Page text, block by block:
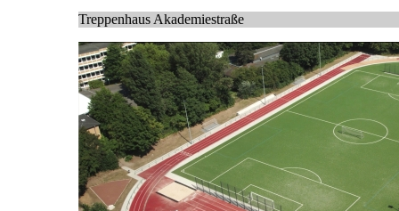
Treppenhaus Akademiestraße